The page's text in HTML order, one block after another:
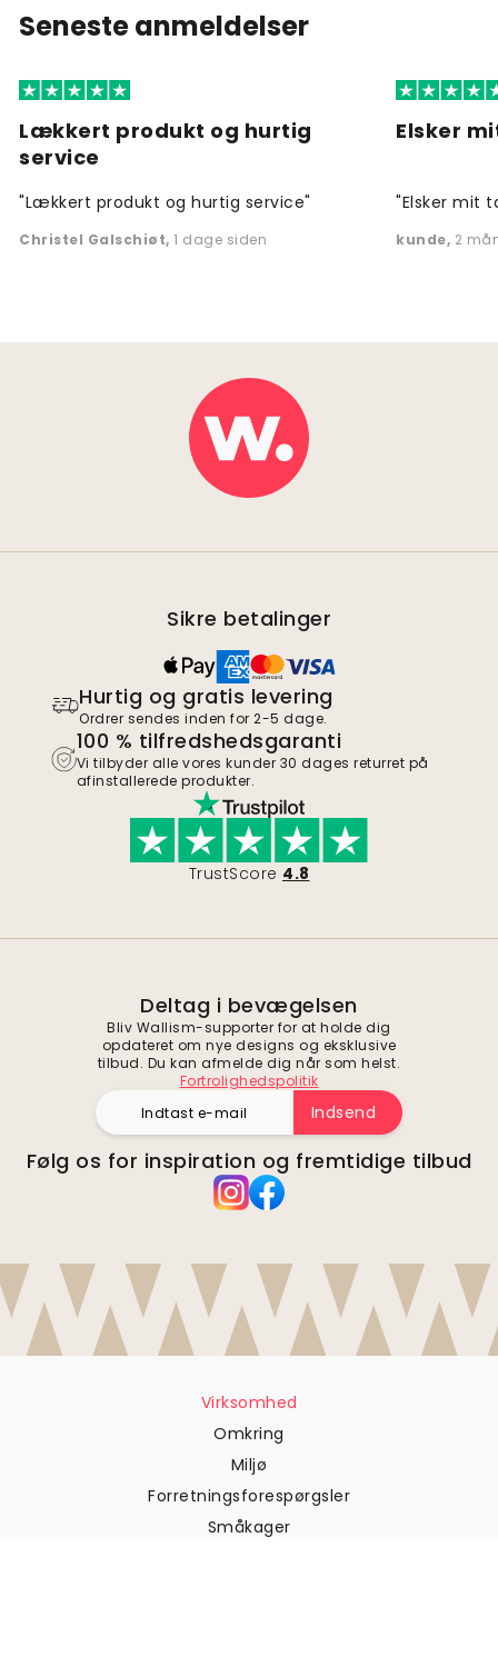
Seneste anmeldelser
Lækkert produkt og hurtig
service
"Lækkert produkt og hurtig service"
Christel Galschiøt, 1 dage siden
Elsker
"Elsker mit
kunde, 2
Sikre betalinger
Hurtig og gratis levering
Ordrer sendes inden for 2-5 dage.
100 % tilfredshedsgaranti
Vi tilbyder alle vores kunder 30 dages returret på
afinstallerede produkter.
TrustScore 4.8
Deltag i bevægelsen
Bliv Wallism-supporter for at holde dig
opdateret om nye designs og eksklusive
tilbud. Du kan afmelde dig når som helst.
Fortrolighedspolitik
Indsend
Følg os for inspiration og fremtidige tilbud
Virksomhed
Omkring
Miljø
Forretningsforespørgsler
Småkager